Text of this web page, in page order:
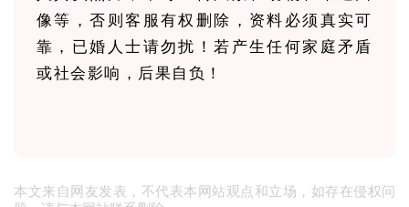
像等，否则客服有权删除，资料必须真实可
靠，已婚人士请勿扰！若产生任何家庭矛盾
或社会影响，后果自负！
本文来自网友发表，不代表本网站观点和立场，如存在侵权问